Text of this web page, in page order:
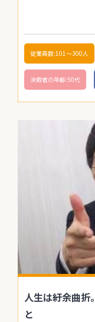
従業員数:101〜300人
決裁者の年齢:50代
人生は紆余曲折
と